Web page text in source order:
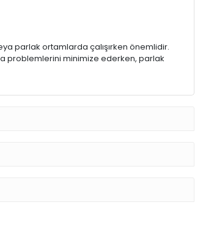
parlak ortamlarda çalışırken önemlidir.
problemlerini minimize ederken, parlak